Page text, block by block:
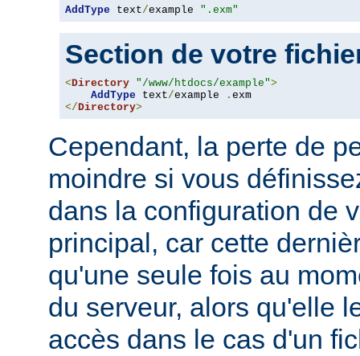
AddType text/example ".exm"
Section de votre
<Directory "/www/htdocs/example">
AddType text/example .
</Directory>
Cependant, la perte de
moindre si vous
dans la configuration de
principal, car cette
qu'une seule fois au
du serveur, alors qu'elle
accès dans le cas d'un